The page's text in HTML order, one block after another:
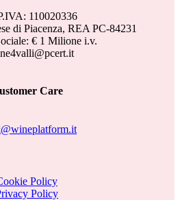
110020336
di Piacenza, REA PC-84231
€ 1 Milione i.v.
Care
Policy
Policy